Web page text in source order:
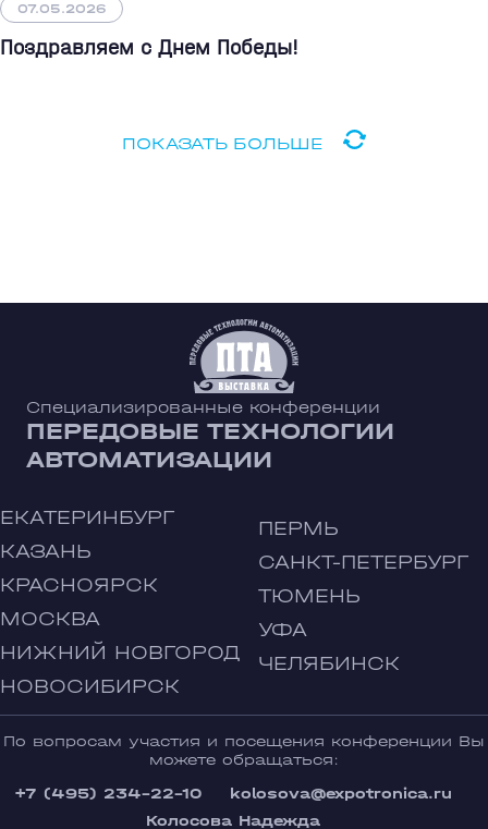
07.05.2026
Поздравляем с Днем Победы!
ПОКАЗАТЬ БОЛЬШЕ
Специализированные конференции
ПЕРЕДОВЫЕ ТЕХНОЛОГИИ
АВТОМАТИЗАЦИИ
ЕКАТЕРИНБУРГ
КАЗАНЬ
КРАСНОЯРСК
МОСКВА
НИЖНИЙ НОВГОРОД
НОВОСИБИРСК
ПЕРМЬ
САНКТ-ПЕТЕРБУРГ
ТЮМЕНЬ
УФА
ЧЕЛЯБИНСК
По вопросам участия и посещения конференции Вы
можете обращаться:
+7 (495) 234-22-10
kolosova@expotronica.ru
Колосова Надежда